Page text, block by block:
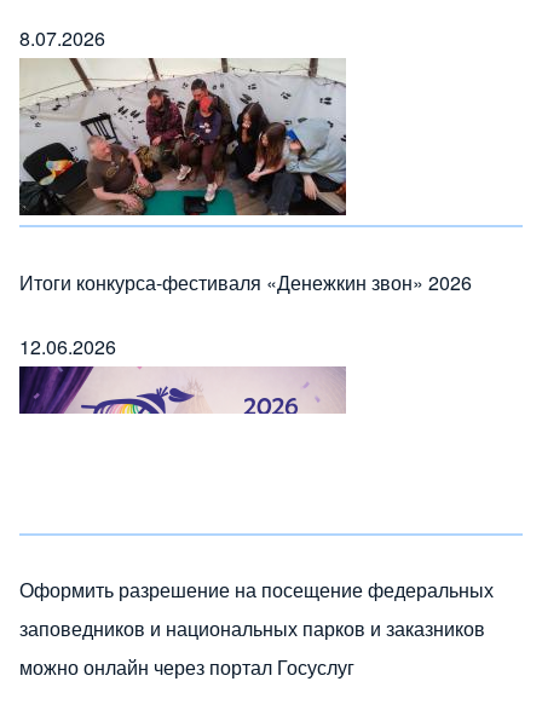
8.07.2026
Итоги конкурса-фестиваля «Денежкин звон» 2026
12.06.2026
Оформить разрешение на посещение федеральных
заповедников и национальных парков и заказников
можно онлайн через портал Госуслуг